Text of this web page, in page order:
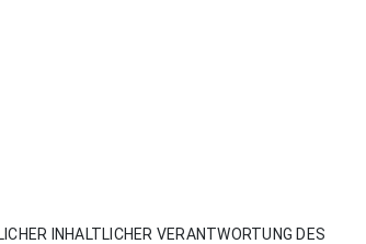
INHALTLICHER VERANTWORTUNG DES